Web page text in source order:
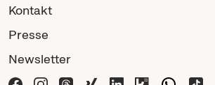
Kontakt
Presse
Newsletter